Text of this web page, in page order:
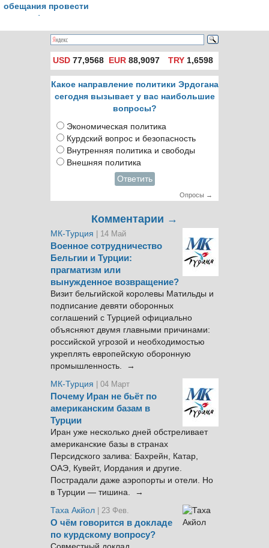
обещания провести
реформы
USD 77,9568 EUR 88,9097 TRY1,6598
Какое направление политики Эрдогана
сегодня вызывает у вас наибольшие
вопросы?
Экономическая политика
Курдский вопрос и безопасность
Внутренняя политика и свободы
Внешняя политика
Ответить
Опросы →
Комментарии →
МК-Турция | 14 Май
Военное сотрудничество
Бельгии и Турции:
прагматизм или
вынужденное возвращение?
Визит бельгийской королевы Матильды и
подписание девяти оборонных
соглашений с Турцией официально
объясняют двумя главными причинами:
российской угрозой и необходимостью
укреплять европейскую оборонную
промышленность. →
МК-Турция
| 04 Март
Почему Иран не бьёт по
американским базам в
Турции
Иран уже несколько дней обстреливает
американские базы в странах
Персидского залива: Бахрейн, Катар,
ОАЭ, Кувейт, Иордания и другие.
Пострадали даже аэропорты и отели. Но
в Турции — тишина. →
Таха Акйол | 23 Фев.
О чём говорится в докладе
по курдскому вопросу?